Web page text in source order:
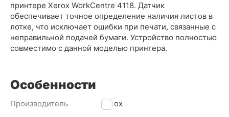
принтере Xerox WorkCentre 4118. Датчик
обеспечивает точное определение наличия листов в
лотке, что исключает ошибки при печати, связанные с
неправильной подачей бумаги. Устройство полностью
совместимо с данной моделью принтера.
Особенности
Производитель Xerox